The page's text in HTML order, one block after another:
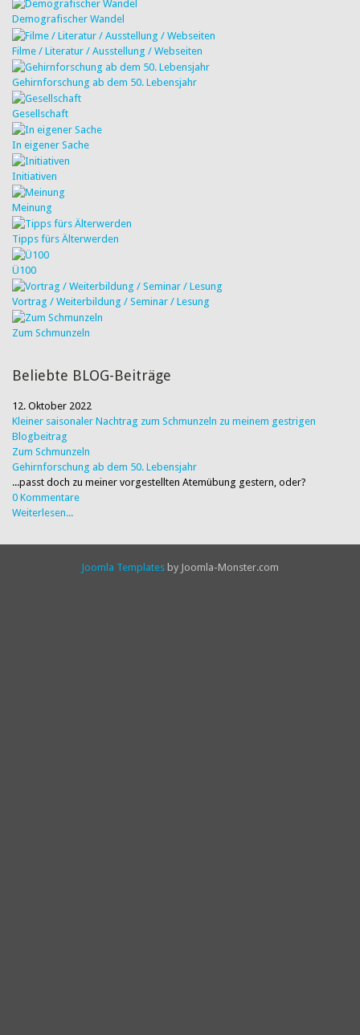
Demografischer Wandel
Filme / Literatur / Ausstellung / Webseiten
Gehirnforschung ab dem 50. Lebensjahr
Gesellschaft
In eigener Sache
Initiativen
Meinung
Tipps fürs Älterwerden
Ü100
Vortrag / Weiterbildung / Seminar / Lesung
Zum Schmunzeln
Beliebte BLOG-Beiträge
12. Oktober 2022
Kleiner saisonaler Nachtrag zum Schmunzeln zu meinem gestrigen
Blogbeitrag
Zum Schmunzeln
Gehirnforschung ab dem 50. Lebensjahr
...passt doch zu meiner vorgestellten Atemübung gestern, oder?
0 Kommentare
Weiterlesen...
Joomla Templates by Joomla-Monster.com